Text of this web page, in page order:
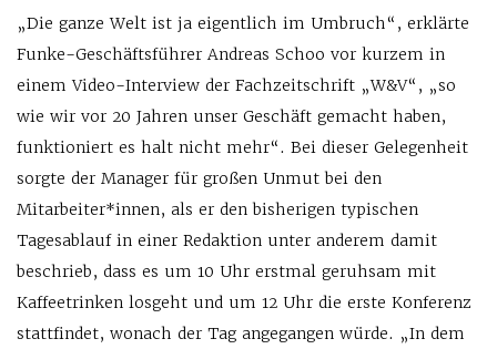
„Die ganze Welt ist ja eigentlich im Umbruch“, erklärte
Funke-Geschäftsführer Andreas Schoo vor kurzem in
einem Video-Interview der Fachzeitschrift „W&V“, „so
wie wir vor 20 Jahren unser Geschäft gemacht haben,
funktioniert es halt nicht mehr“. Bei dieser Gelegenheit
sorgte der Manager für großen Unmut bei den
Mitarbeiter*innen, als er den bisherigen typischen
Tagesablauf in einer Redaktion unter anderem damit
beschrieb, dass es um 10 Uhr erstmal geruhsam mit
Kaffeetrinken losgeht und um 12 Uhr die erste Konferenz
stattfindet, wonach der Tag angegangen würde. „In dem